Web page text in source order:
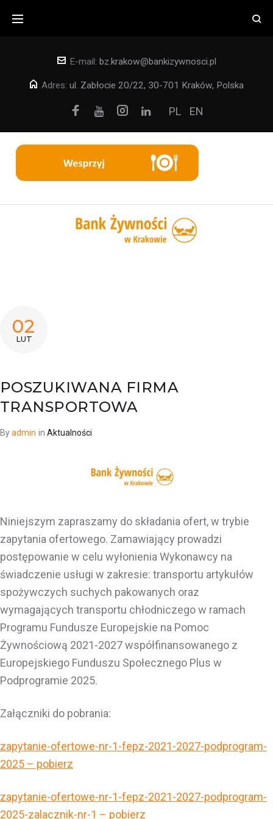
E-mail: bz.krakow@bankizywnosci.pl
Adres: ul. Zabłocie 20/22, 30-701 Kraków, Polska
FacebookInstagram
PL EN
02
LUT
POSZUKIWANA FIRMA
TRANSPORTOWA
Byadmin in Aktualności
Niniejszym zapraszamy do składania ofert, w trybie
zapytania ofertowego. Zamawiający prowadzi
postępowanie w celu wyłonienia Wykonawcy na
świadczenie usługi w zakresie: transportu artykułów
spożywczych suchych pakowanych oraz
wymagających transportu chłodniczego w ramach
Programu Fundusze Europejskie na Pomoc
Żywnościową 2021-2027 współfinansowanego z
Europejskiego Funduszu Społecznego Plus w
Podprogramie 2025.
Załączniki do pobrania:
zapytanie-ofertowe-nr-1-fepz-2021-2027-podprogram-
2025 – pobierz
zapytanie-ofertowe-nr-1-fepz-2021-2027-podprogram-
2025-zalacznik-nr-1 – pobierz